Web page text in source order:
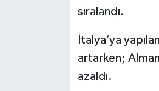
sıralandı.
İtalya’ya
artarken;
azaldı.